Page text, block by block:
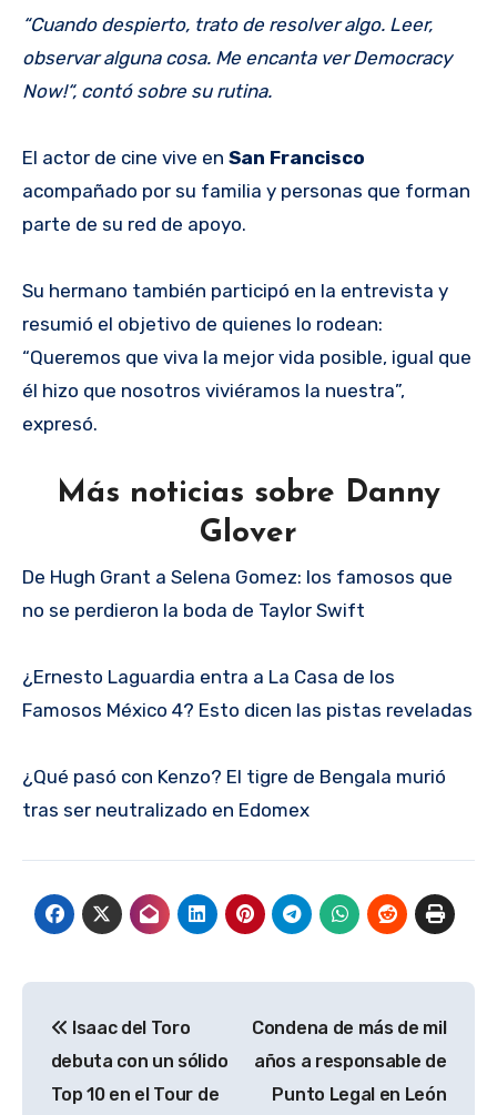
“Cuando despierto, trato de resolver algo. Leer,
observar alguna cosa. Me encanta ver Democracy
Now!“, contó sobre su rutina.
El actor de cine vive en San Francisco
acompañado por su familia y personas que forman
parte de su red de apoyo.
Su hermano también participó en la entrevista y
resumió el objetivo de quienes lo rodean:
“Queremos que viva la mejor vida posible, igual que
él hizo que nosotros viviéramos la nuestra”,
expresó.
Más noticias sobre Danny
Glover
De Hugh Grant a Selena Gomez: los famosos que
no se perdieron la boda de Taylor Swift
¿Ernesto Laguardia entra a La Casa de los
Famosos México 4? Esto dicen las pistas reveladas
¿Qué pasó con Kenzo? El tigre de Bengala murió
tras ser neutralizado en Edomex
de
entradas
Isaac del Toro
debuta con un sólido
Top 10 en el Tour de
Condena de más de mil
años a responsable de
Punto Legal en León